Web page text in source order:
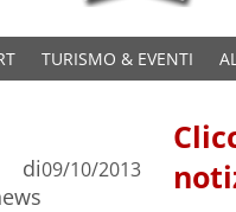
TURISMO & EVENTI
di09/10/2013